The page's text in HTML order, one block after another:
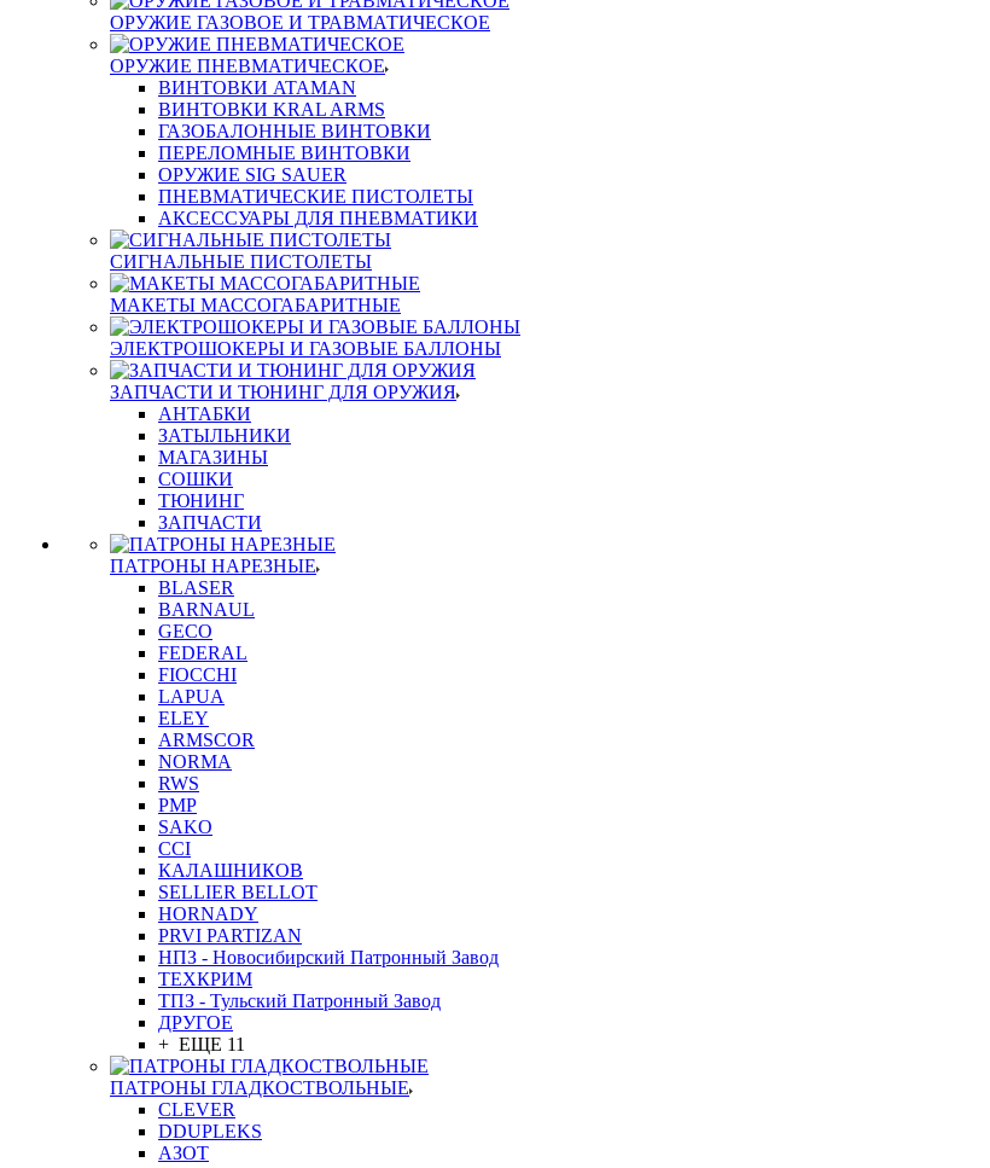
ОРУЖИЕ ГАЗОВОЕ И ТРАВМАТИЧЕСКОЕ
ОРУЖИЕ ПНЕВМАТИЧЕСКОЕ
ВИНТОВКИ ATAMAN
ВИНТОВКИ KRAL ARMS
ГАЗОБАЛОННЫЕ ВИНТОВКИ
ПЕРЕЛОМНЫЕ ВИНТОВКИ
ОРУЖИЕ SIG SAUER
ПНЕВМАТИЧЕСКИЕ ПИСТОЛЕТЫ
АКСЕССУАРЫ ДЛЯ ПНЕВМАТИКИ
СИГНАЛЬНЫЕ ПИСТОЛЕТЫ
МАКЕТЫ МАССОГАБАРИТНЫЕ
ЭЛЕКТРОШОКЕРЫ И ГАЗОВЫЕ БАЛЛОНЫ
ЗАПЧАСТИ И ТЮНИНГ ДЛЯ ОРУЖИЯ
АНТАБКИ
ЗАТЫЛЬНИКИ
МАГАЗИНЫ
СОШКИ
ТЮНИНГ
ЗАПЧАСТИ
ПАТРОНЫ НАРЕЗНЫЕ
BLASER
BARNAUL
GEСO
FEDERAL
FIOCCHI
LAPUA
ELEY
ARMSCOR
NORMA
RWS
PMP
SAKO
CCI
КАЛАШНИКОВ
SELLIER BELLOT
HORNADY
PRVI PARTIZAN
НПЗ - Новосибирский Патронный Завод
ТЕХКРИМ
ТПЗ - Тульский Патронный Завод
ДРУГОЕ
+ ЕЩЕ 11
ПАТРОНЫ ГЛАДКОСТВОЛЬНЫЕ
CLEVER
DDUPLEKS
АЗОТ